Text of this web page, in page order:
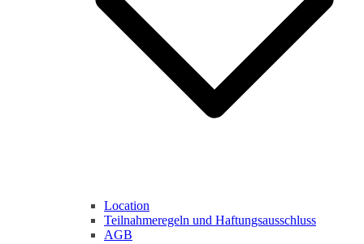
Location
Teilnahmeregeln und Haftungsausschluss
AGB